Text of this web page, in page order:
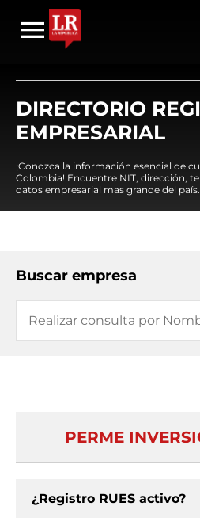
DIRECTORIO
EMPRESARIAL
¡Conozca la información esencial de
Colombia! Encuentre NIT, dirección,
datos empresarial mas grande del país.
Buscar empresa
PERME
¿Registro RUES activo?